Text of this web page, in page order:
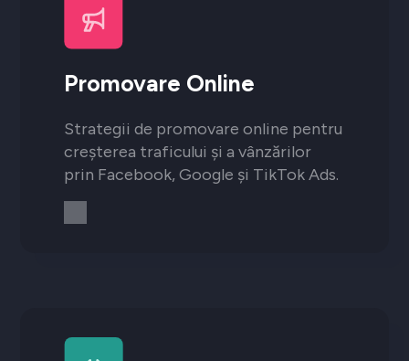
Promovare Online
Strategii de promovare online pentru
creșterea traficului și a vânzărilor
prin Facebook, Google și TikTok Ads.